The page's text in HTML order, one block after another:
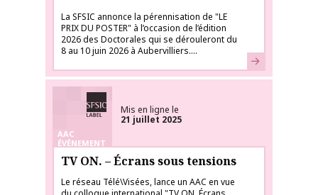
La SFSIC annonce la pérennisation de "LE
PRIX DU POSTER" à l’occasion de l’édition
2026 des Doctorales qui se dérouleront du
8 au 10 juin 2026 à Aubervilliers....
En savoir plus
Labélisé SFSIC
AAC
ÉVÉNEMENT
Mis en ligne le
21 juillet 2025
TV ON. – Écrans sous tensions
Le réseau Télé\Visées, lance un AAC en vue